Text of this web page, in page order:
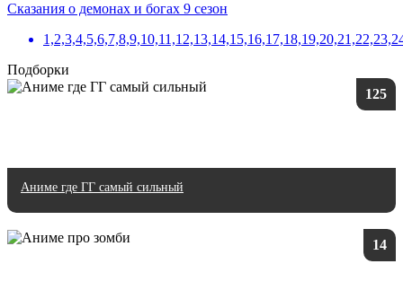
Сказания о демонах и богах 9 сезон
Подборки
125
Аниме где ГГ самый сильный
14